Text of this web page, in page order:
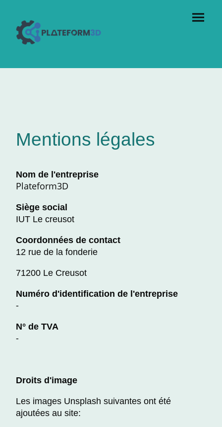
Mentions légales
Nom de l'entreprise
Plateform3D
Siège social
IUT Le creusot
Coordonnées de contact
12 rue de la fonderie
71200 Le Creusot
Numéro d'identification de l'entreprise
-
N° de TVA
-
Droits d'image
Les images Unsplash suivantes ont été
ajoutées au site: